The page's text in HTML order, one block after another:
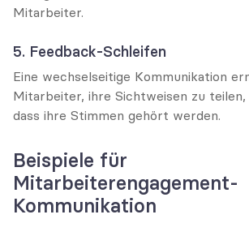
Mitarbeiter.
5. Feedback-Schleifen
Eine wechselseitige Kommunikation
Mitarbeiter, ihre Sichtweisen zu
dass ihre Stimmen gehört werden.
Beispiele für
Mitarbeiterengagement-
Kommunikation